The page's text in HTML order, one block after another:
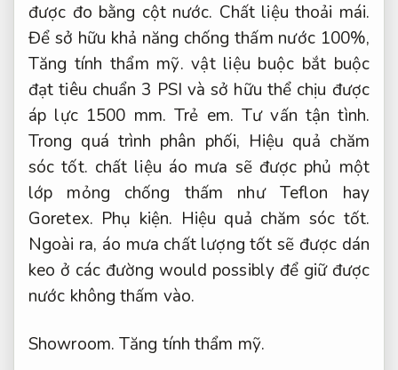
được đo bằng cột nước. Chất liệu thoải mái.
Để sở hữu khả năng chống thấm nước 100%,
Tăng tính thẩm mỹ. vật liệu buộc bắt buộc
đạt tiêu chuẩn 3 PSI và sở hữu thể chịu được
áp lực 1500 mm.Trẻ em. Tư vấn tận tình.
Trong quá trình phân phối, Hiệu quả chăm
sóc tốt. chất liệu áo mưa sẽ được phủ một
lớp mỏng chống thấm như Teflon hay
Goretex. Phụ kiện. Hiệu quả chăm sóc tốt.
Ngoài ra, áo mưa chất lượng tốt sẽ được dán
keo ở các đường would possibly để giữ được
nước không thấm vào.
Showroom. Tăng tính thẩm mỹ.